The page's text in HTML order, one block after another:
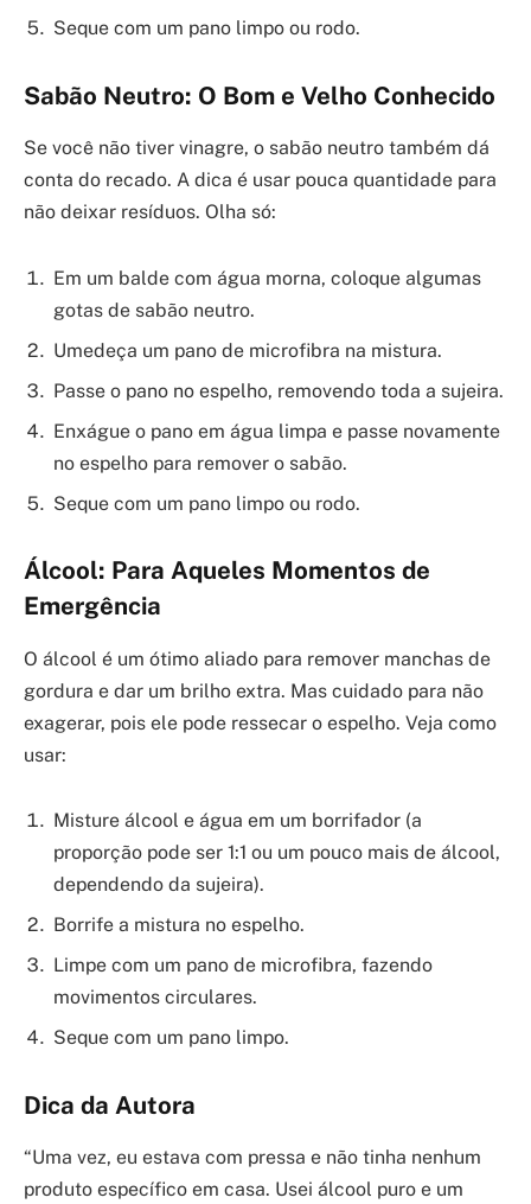
Seque com um pano limpo ou rodo.
Sabão Neutro: O Bom e Velho Conhecido
Se você não tiver vinagre, o sabão neutro também dá
conta do recado. A dica é usar pouca quantidade para
não deixar resíduos. Olha só:
Em um balde com água morna, coloque algumas
gotas de sabão neutro.
Umedeça um pano de microfibra na mistura.
Passe o pano no espelho, removendo toda a sujeira.
Enxágue o pano em água limpa e passe novamente
no espelho para remover o sabão.
Seque com um pano limpo ou rodo.
Álcool: Para Aqueles Momentos de
Emergência
O álcool é um ótimo aliado para remover manchas de
gordura e dar um brilho extra. Mas cuidado para não
exagerar, pois ele pode ressecar o espelho. Veja como
usar:
Misture álcool e água em um borrifador (a
proporção pode ser 1:1 ou um pouco mais de álcool,
dependendo da sujeira).
Borrife a mistura no espelho.
Limpe com um pano de microfibra, fazendo
movimentos circulares.
Seque com um pano limpo.
Dica da Autora
“Uma vez, eu estava com pressa e não tinha nenhum
produto específico em casa. Usei álcool puro e um